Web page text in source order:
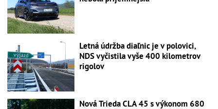
Letná údržba diaľnic je v polovici,
NDS vyčistila vyše 400 kilometrov
rigolov
Nová Trieda CLA 45 s výkonom 680